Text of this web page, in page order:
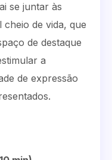
se juntar às
de vida, que
de destaque
a
de expressão